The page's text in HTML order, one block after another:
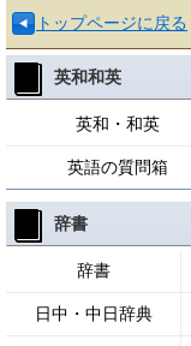
トップページに戻る
英和和英
英和・和英
英語の質問箱
辞書
辞書
日中・中日辞典